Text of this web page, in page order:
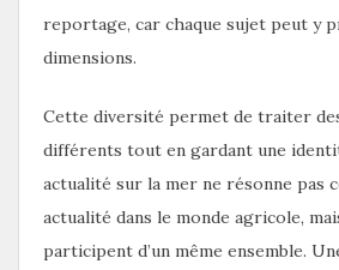
reportage, car chaque sujet peut y
dimensions.
Cette diversité permet de traiter
différents tout en gardant une
actualité sur la mer ne résonne pas
actualité dans le monde agricole,
participent d’un même ensemble.